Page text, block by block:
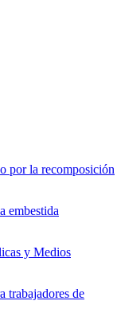
por la recomposición
embestida
y Medios
trabajadores de